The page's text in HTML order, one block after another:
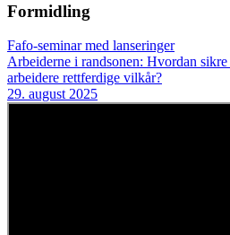
Formidling
Fafo-seminar med lanseringer
Arbeiderne i randsonen: Hvordan
arbeidere rettferdige vilkår?
29. august 2025